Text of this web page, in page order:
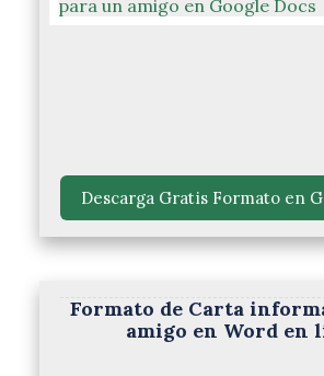
Descarga Gratis Formato en
Formato de Carta
amigo en Word en